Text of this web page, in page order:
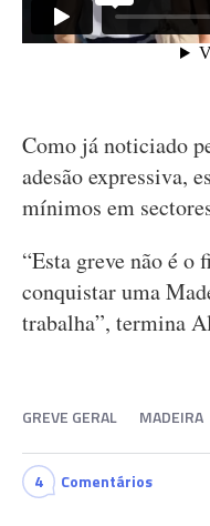
Como já noticiado
adesão expressiva,
mínimos em
“Esta greve não é o
conquistar uma
trabalha”, termina
GREVE GERAL MADEIRA
4 Comentários